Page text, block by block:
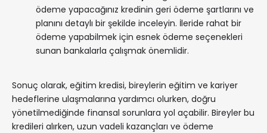
ödeme yapacağınız kredinin geri ödeme şartlarını ve
planını detaylı bir şekilde inceleyin. İleride rahat bir
ödeme yapabilmek için esnek ödeme seçenekleri
sunan bankalarla çalışmak önemlidir.
Sonuç olarak, eğitim kredisi, bireylerin eğitim ve kariyer
hedeflerine ulaşmalarına yardımcı olurken, doğru
yönetilmediğinde finansal sorunlara yol açabilir. Bireyler bu
kredileri alırken, uzun vadeli kazançları ve ödeme